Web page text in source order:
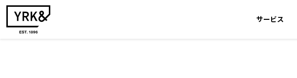
サービス